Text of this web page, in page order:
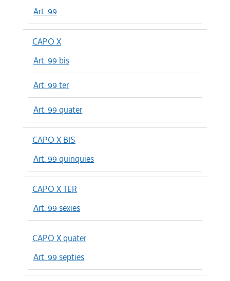
Art. 99
CAPO X
Art. 99 bis
Art. 99 ter
Art. 99 quater
CAPO X BIS
Art. 99 quinquies
CAPO X TER
Art. 99 sexies
CAPO X quater
Art. 99 septies